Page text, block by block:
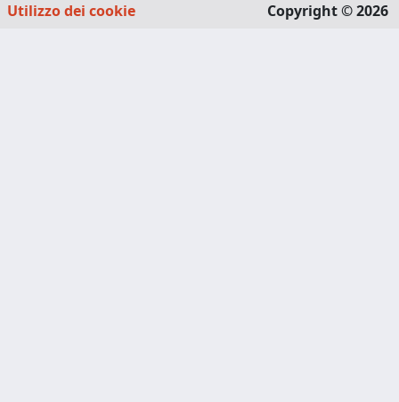
Utilizzo dei cookie
Copyright © 2026